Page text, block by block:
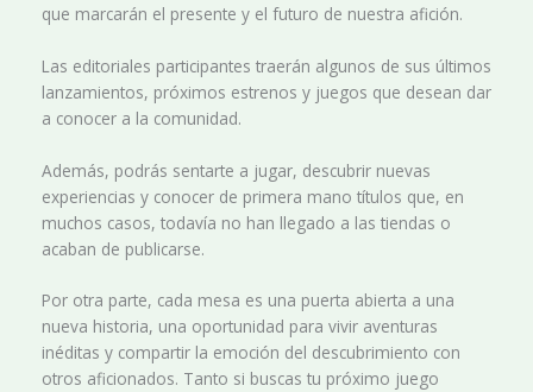
que marcarán el presente y el futuro de nuestra afición.
Las editoriales participantes traerán algunos de sus últimos
lanzamientos, próximos estrenos y juegos que desean dar
a conocer a la comunidad.
Además, podrás sentarte a jugar, descubrir nuevas
experiencias y conocer de primera mano títulos que, en
muchos casos, todavía no han llegado a las tiendas o
acaban de publicarse.
Por otra parte, cada mesa es una puerta abierta a una
nueva historia, una oportunidad para vivir aventuras
inéditas y compartir la emoción del descubrimiento con
otros aficionados. Tanto si buscas tu próximo juego